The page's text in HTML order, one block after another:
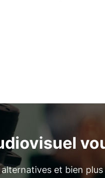
et bien plus